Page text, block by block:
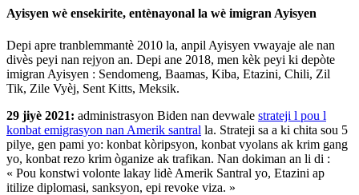
Ayisyen wè ensekirite, entènayonal la wè imigran Ayisyen
Depi apre tranblemmantè 2010 la, anpil Ayisyen vwayaje ale nan
divès peyi nan rejyon an. Depi ane 2018, men kèk peyi ki depòte
imigran Ayisyen : Sendomeng, Baamas, Kiba, Etazini, Chili, Zil
Tik, Zile Vyèj, Sent Kitts, Meksik.
29 jiyè 2021: administrasyon Biden nan devwale strateji l pou l
konbat emigrasyon nan Amerik santral la. Strateji sa a ki chita sou 5
pilye, gen pami yo: konbat kòripsyon, konbat vyolans ak krim gang
yo, konbat rezo krim òganize ak trafikan. Nan dokiman an li di :
« Pou konstwi volonte lakay lidè Amerik Santral yo, Etazini ap
itilize diplomasi, sanksyon, epi revoke viza. »